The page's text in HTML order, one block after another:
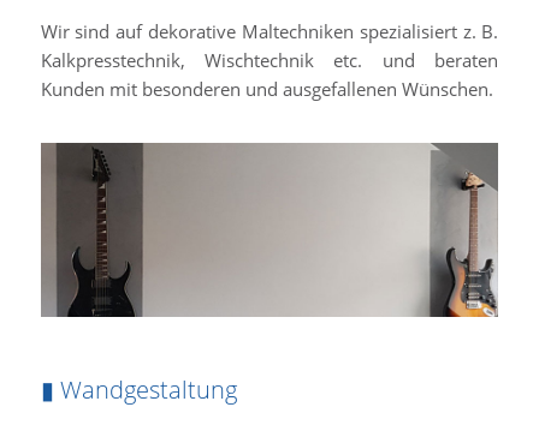
Wir sind auf dekorative Maltechniken spezialisiert z. B.
Kalkpresstechnik, Wischtechnik etc. und beraten
Kunden mit besonderen und ausgefallenen Wünschen.
▮ Wandgestaltung